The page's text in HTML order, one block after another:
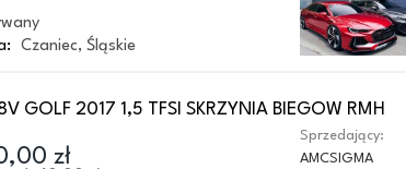
Czaniec, Śląskie
GOLF 2017 1,5 TFSI SKRZYNIA BIEGOW RMH
zł
Sprzedający:
AMCSIGMA